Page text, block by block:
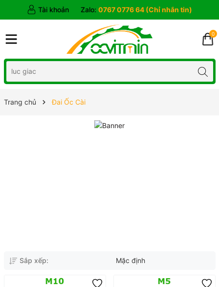
Tài khoản Zalo: 0767 0776 64 (Chỉ nhắn tin)
0
Trang chủ Đai Ốc Cài
Sắp xếp: Mặc định